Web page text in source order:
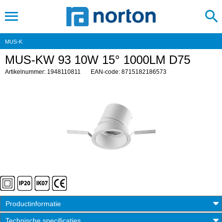
MUS-K
MUS-KW 93 10W 15° 1000LM D75
Artikelnummer: 1948110811 EAN-code: 8715182186573
Productinformatie